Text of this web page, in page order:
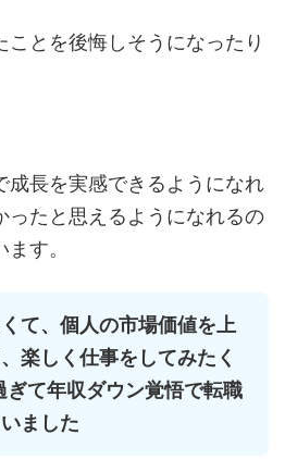
ことを後悔しそうになったり
成長を実感できるようになれ
ったと思えるようになれるの
す。
て、個人の市場価値を上
楽しく仕事をしてみたく
て年収ダウン覚悟で転職
ました